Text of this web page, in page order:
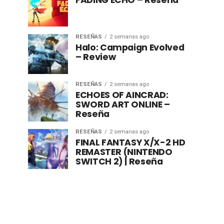
RESEÑAS 2 semanas ago
Halo: Campaign Evolved
– Review
RESEÑAS 2 semanas ago
ECHOES OF AINCRAD:
SWORD ART ONLINE –
Reseña
RESEÑAS 2 semanas ago
FINAL FANTASY X/X-2 HD
REMASTER (NINTENDO
SWITCH 2) | Reseña